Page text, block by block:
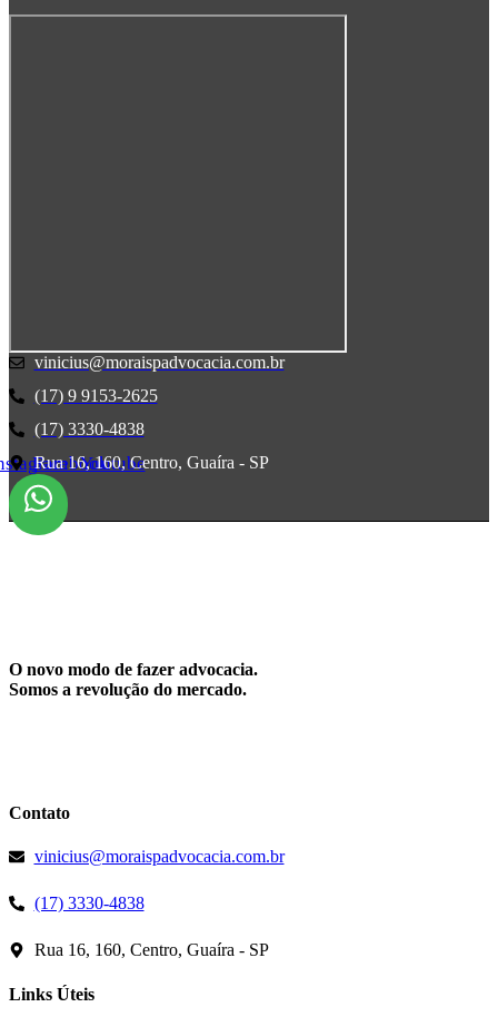
vinicius@moraispadvocacia.com.br
(17) 9 9153-2625
(17) 3330-4838
Rua 16, 160, Centro, Guaíra - SP
FacebookYoutube
O novo modo de fazer advocacia.
Somos a revolução do mercado.
Contato
vinicius@moraispadvocacia.com.br
(17) 3330-4838
Rua 16, 160, Centro, Guaíra - SP
Links Úteis